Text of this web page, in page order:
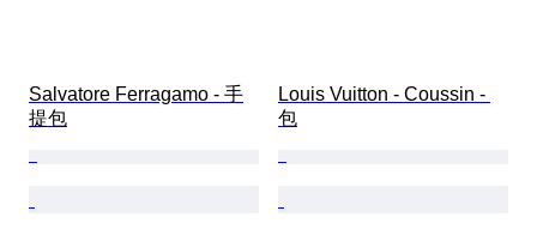
Salvatore Ferragamo - 手
提包
Louis Vuitton - Coussin -
包